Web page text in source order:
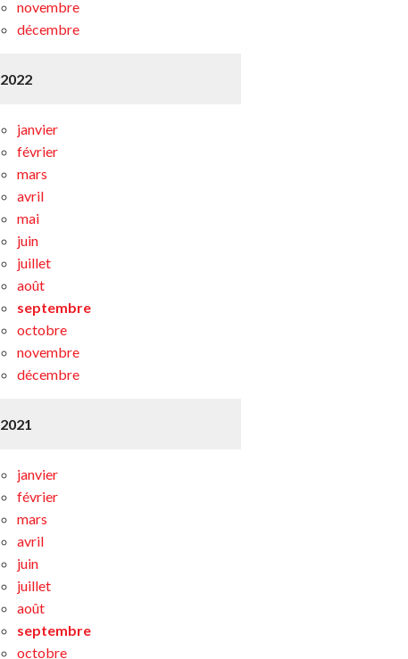
novembre
décembre
2022
janvier
février
mars
avril
mai
juin
juillet
août
septembre
octobre
novembre
décembre
2021
janvier
février
mars
avril
juin
juillet
août
septembre
octobre